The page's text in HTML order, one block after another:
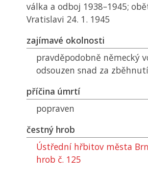
válka a odboj 1938–1945;
Vratislavi 24. 1. 1945
zajímavé okolnosti
pravděpodobně německý
odsouzen snad za zběhnutí
příčina úmrtí
popraven
čestný hrob
Ústřední hřbitov města
hrob č. 125